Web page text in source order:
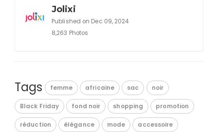
Jolixi
Published on Dec 09, 2024
8,263 Photos
Tags femme africaine sac noir
Black Friday fond noir shopping promotion
réduction élégance mode accessoire